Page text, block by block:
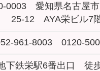
0003 愛知県名古屋
25-12 AYA栄ビル7
961-8003 0120-
下鉄栄駅6番出口 徒